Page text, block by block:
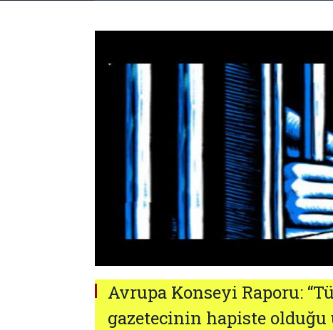
Avrupa Konseyi Raporu:
gazetecinin hapiste olduğu